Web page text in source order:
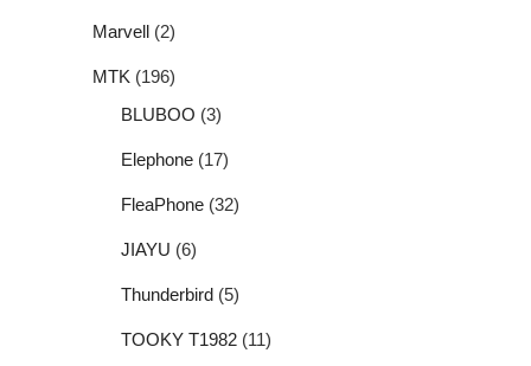
Marvell (2)
MTK (196)
BLUBOO (3)
Elephone (17)
FleaPhone (32)
JIAYU (6)
Thunderbird (5)
TOOKY T1982 (11)